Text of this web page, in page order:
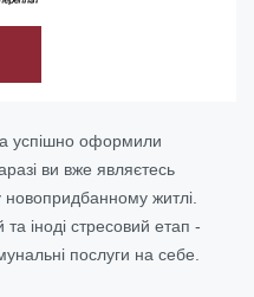
успішно оформили
ви вже являєтесь
житлі.
іноді стресовий етап -
послуги на себе.